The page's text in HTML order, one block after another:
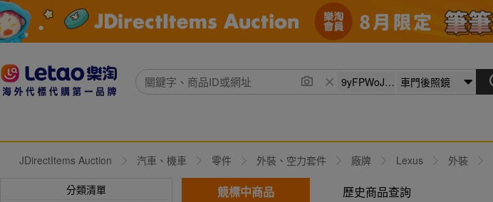
JDirectItems Auction 汽車、機車 零件 外裝、空力套件 廠牌 Lexus 外裝
分類清單 競標中商品 歷史商品查詢